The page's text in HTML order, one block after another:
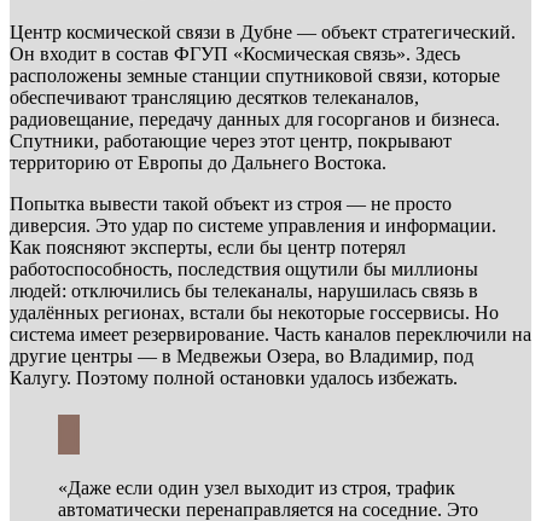
Центр космической связи в Дубне — объект стратегический.
Он входит в состав ФГУП «Космическая связь». Здесь
расположены земные станции спутниковой связи, которые
обеспечивают трансляцию десятков телеканалов,
радиовещание, передачу данных для госорганов и бизнеса.
Спутники, работающие через этот центр, покрывают
территорию от Европы до Дальнего Востока.
Попытка вывести такой объект из строя — не просто
диверсия. Это удар по системе управления и информации.
Как поясняют эксперты, если бы центр потерял
работоспособность, последствия ощутили бы миллионы
людей: отключились бы телеканалы, нарушилась связь в
удалённых регионах, встали бы некоторые госсервисы. Но
система имеет резервирование. Часть каналов переключили на
другие центры — в Медвежьи Озера, во Владимир, под
Калугу. Поэтому полной остановки удалось избежать.
«Даже если один узел выходит из строя, трафик
автоматически перенаправляется на соседние. Это